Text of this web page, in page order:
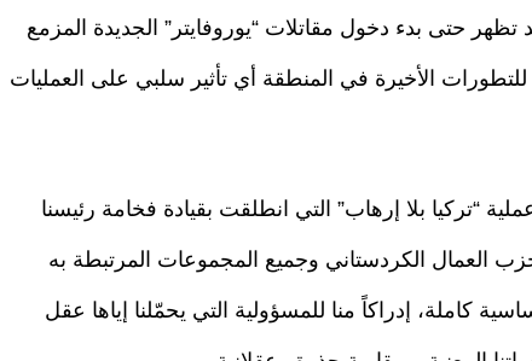
حتى بدء دخول مقاتلات “يوروفايتر” الجديدة المزمع
الأخيرة في المنطقة أي تأثير سلبي على العمليات
“تركيا بلا إرهاب” التي انطلقت بقيادة فخامة رئيسنا
العمال الكردستاني وجميع المجموعات المرتبطة به
كاملة، إدراكاً منا للمسؤولية التي يحمّلنا إياها عقل